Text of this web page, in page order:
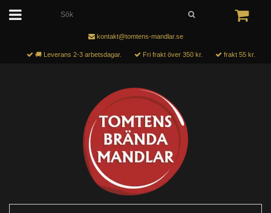
kontakt@tomtens-mandlar.se
🚚 Leverans 2-3 arbetsdagar. Fri frakt över 350 kr. frakt 55 kr.